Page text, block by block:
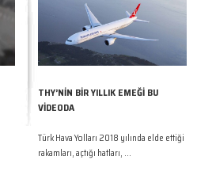
THY’NİN BİR YILLIK EMEĞİ BU
VİDEODA
Türk Hava Yolları 2018 yılında elde ettiği
rakamları, açtığı hatları, ...